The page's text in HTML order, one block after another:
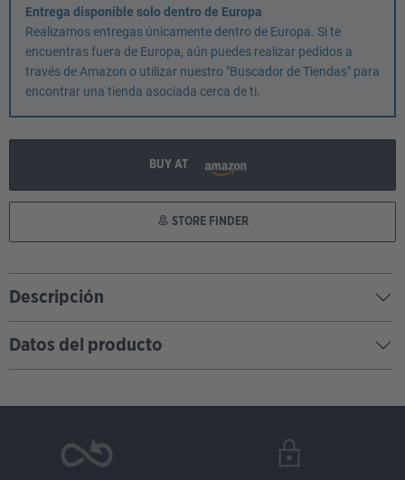
Entrega disponible solo dentro de Europa
Realizamos entregas únicamente dentro de Europa. Si te
encuentras fuera de Europa, aún puedes realizar pedidos a
través de Amazon o utilizar nuestro "Buscador de Tiendas" para
encontrar una tienda asociada cerca de ti.
BUY AT
STORE FINDER
Descripción
Datos del producto